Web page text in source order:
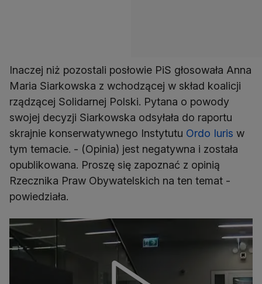
Inaczej niż pozostali posłowie PiS głosowała Anna
Maria Siarkowska z wchodzącej w skład koalicji
rządzącej Solidarnej Polski. Pytana o powody
swojej decyzji Siarkowska odsyłała do raportu
skrajnie konserwatywnego Instytutu Ordo Iuris w
tym temacie. - (Opinia) jest negatywna i została
opublikowana. Proszę się zapoznać z opinią
Rzecznika Praw Obywatelskich na ten temat -
powiedziała.